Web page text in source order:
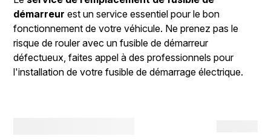
démarreur est un service essentiel pour le bon
fonctionnement de votre véhicule. Ne prenez pas le
risque de rouler avec un fusible de démarreur
défectueux, faites appel à des professionnels pour
l'installation de votre fusible de démarrage électrique.